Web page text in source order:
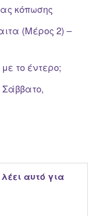
κόπωσης
(Μέρος 2) –
το έντερο;
Σάββατο,
αυτό για